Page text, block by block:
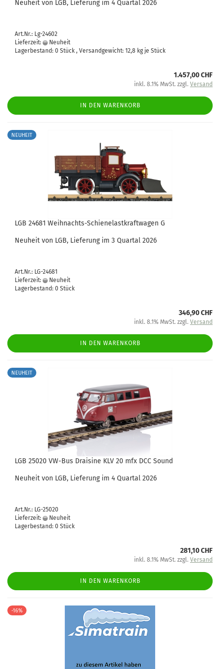
Neuheit von LGB, Lieferung im 4 Quartal 2026
Art.Nr.: Lg-24602
Lieferzeit:
Neuheit
Lagerbestand: 0 Stück , Versandgewicht: 12,8 kg je Stück
1.457,00 CHF
inkl. 8.1% MwSt. zzgl. Versand
IN DEN WARENKORB
NEUHEIT
LGB 24681 Weihnachts-Schienelastkraftwagen G
Neuheit von LGB, Lieferung im 3 Quartal 2026
Art.Nr.: LG-24681
Lieferzeit:
Neuheit
Lagerbestand: 0 Stück
346,90 CHF
inkl. 8.1% MwSt. zzgl. Versand
IN DEN WARENKORB
NEUHEIT
LGB 25020 VW-Bus Draisine KLV 20 mfx DCC Sound
Neuheit von LGB, Lieferung im 4 Quartal 2026
Art.Nr.: LG-25020
Lieferzeit:
Neuheit
Lagerbestand: 0 Stück
281,10 CHF
inkl. 8.1% MwSt. zzgl. Versand
IN DEN WARENKORB
-16%